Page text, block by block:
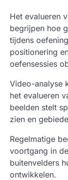
Het evalueren
begrijpen hoe
tijdens
positionering
oefensessies
Video-analyse
het evalueren
beelden stelt
zien en
Regelmatige
voortgang in
buitenvelders
ontwikkelen.